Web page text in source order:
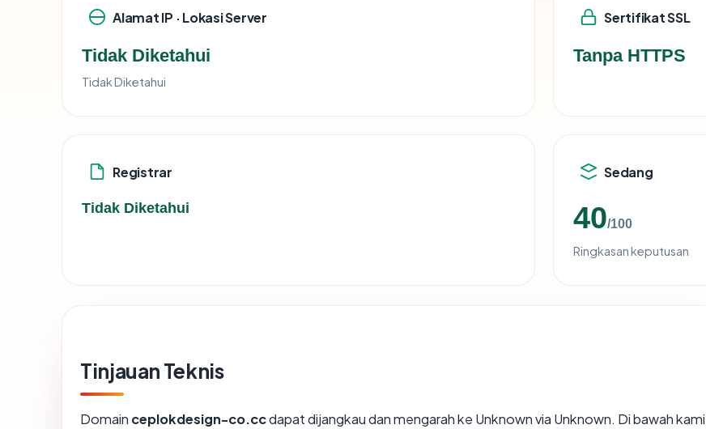
Alamat IP · Lokasi Server
Tidak Diketahui
Tidak Diketahui
Sertifikat SSL
Tanpa HTTPS
Registrar
Tidak Diketahui
Sedang
40/100
Ringkasan keputusan
Tinjauan Teknis
Domain ceplokdesign-co.ccdapat dijangkau dan mengarah ke Unknown via Unknown. Di bawah kami